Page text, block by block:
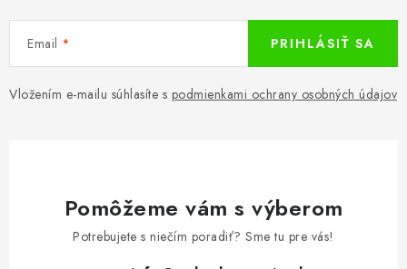
Email
Vložením e-mailu súhlasíte s podmienkami ochrany osobných údajov
PRIHLÁSIŤ SA
Pomôžeme vám s výberom
Potrebujete s niečím poradiť? Sme tu pre vás!